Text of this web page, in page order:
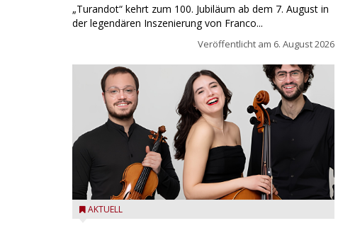
„Turandot“ kehrt zum 100. Jubiläum ab dem 7. August in
der legendären Inszenierung von Franco...
Veröffentlicht am 6. August 2026
Trio Adamello
AKTUELL